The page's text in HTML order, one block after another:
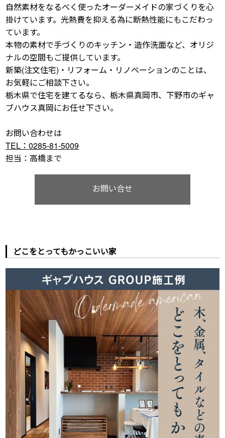
自然素材をなるべく使ったオーダーメイドの家づくりを心
掛けています。光熱費を抑える為に断熱性能にもこだわっ
ています。
本物の素材で手づくりのキッチン・造作洗面など、オリジ
ナルの空間もご提供しています。
新築(注文住宅)・リフォーム・リノベーションのことは、
お気軽にご相談下さい。
栃木県で住宅を建てるなら、栃木県真岡市、下野市のギャ
ブハウス真岡にお任せ下さい。
お問い合わせは
TEL：0285-81-5009
担当：高橋まで
お問い合せ
どこをとってもかっこいい家